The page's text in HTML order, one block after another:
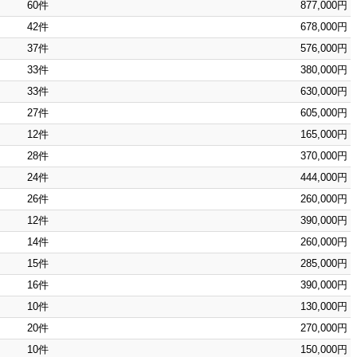
60件
877,000円
42件
678,000円
37件
576,000円
33件
380,000円
33件
630,000円
27件
605,000円
12件
165,000円
28件
370,000円
24件
444,000円
26件
260,000円
12件
390,000円
14件
260,000円
15件
285,000円
16件
390,000円
10件
130,000円
20件
270,000円
10件
150,000円